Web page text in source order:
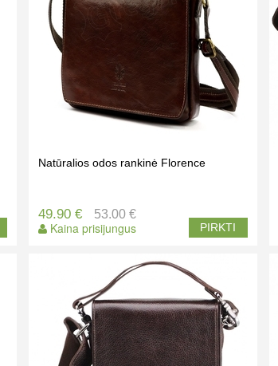
Natūralios odos rankinė Florence
49.90 €
Kaina prisijungus
53.00 €
PIRKTI